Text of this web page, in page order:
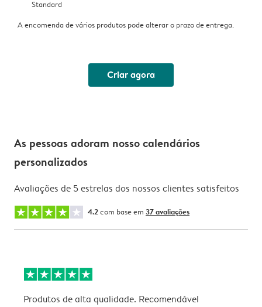
Standard
A encomenda de vários produtos pode alterar o prazo de entrega.
Criar agora
As pessoas adoram nosso calendários
personalizados
Avaliações de 5 estrelas dos nossos clientes satisfeitos
4.2com base em 37 avaliações
Produtos de alta qualidade. Recomendável